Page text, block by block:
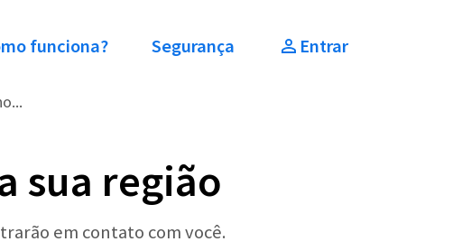
funciona? Segurança Entrar
sua região
em contato com você.